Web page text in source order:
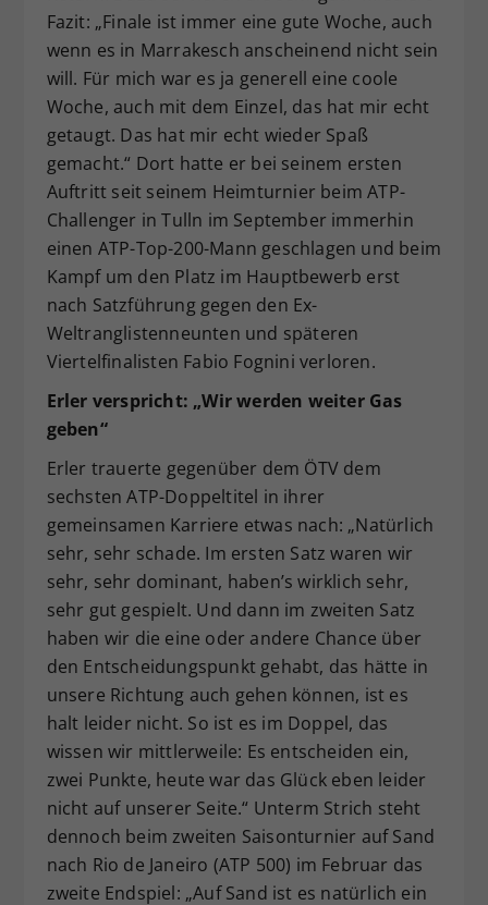
Fazit: „Finale ist immer eine gute Woche, auch
wenn es in Marrakesch anscheinend nicht sein
will. Für mich war es ja generell eine coole
Woche, auch mit dem Einzel, das hat mir echt
getaugt. Das hat mir echt wieder Spaß
gemacht.“ Dort hatte er bei seinem ersten
Auftritt seit seinem Heimturnier beim ATP-
Challenger in Tulln im September immerhin
einen ATP-Top-200-Mann geschlagen und beim
Kampf um den Platz im Hauptbewerb erst
nach Satzführung gegen den Ex-
Weltranglistenneunten und späteren
Viertelfinalisten Fabio Fognini verloren.
Erler verspricht: „Wir werden weiter Gas
geben“
Erler trauerte gegenüber dem ÖTV dem
sechsten ATP-Doppeltitel in ihrer
gemeinsamen Karriere etwas nach: „Natürlich
sehr, sehr schade. Im ersten Satz waren wir
sehr, sehr dominant, haben’s wirklich sehr,
sehr gut gespielt. Und dann im zweiten Satz
haben wir die eine oder andere Chance über
den Entscheidungspunkt gehabt, das hätte in
unsere Richtung auch gehen können, ist es
halt leider nicht. So ist es im Doppel, das
wissen wir mittlerweile: Es entscheiden ein,
zwei Punkte, heute war das Glück eben leider
nicht auf unserer Seite.“ Unterm Strich steht
dennoch beim zweiten Saisonturnier auf Sand
nach Rio de Janeiro (ATP 500) im Februar das
zweite Endspiel: „Auf Sand ist es natürlich ein